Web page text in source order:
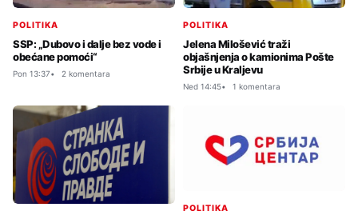
POLITIKA
SSP: „Dubovo i dalje bez vode i
obećane pomoći“
Pon 13:37 2 komentara
POLITIKA
Jelena Milošević traži
objašnjenja o kamionima Pošte
Srbije u Kraljevu
Ned 14:45 1 komentara
POLITIKA